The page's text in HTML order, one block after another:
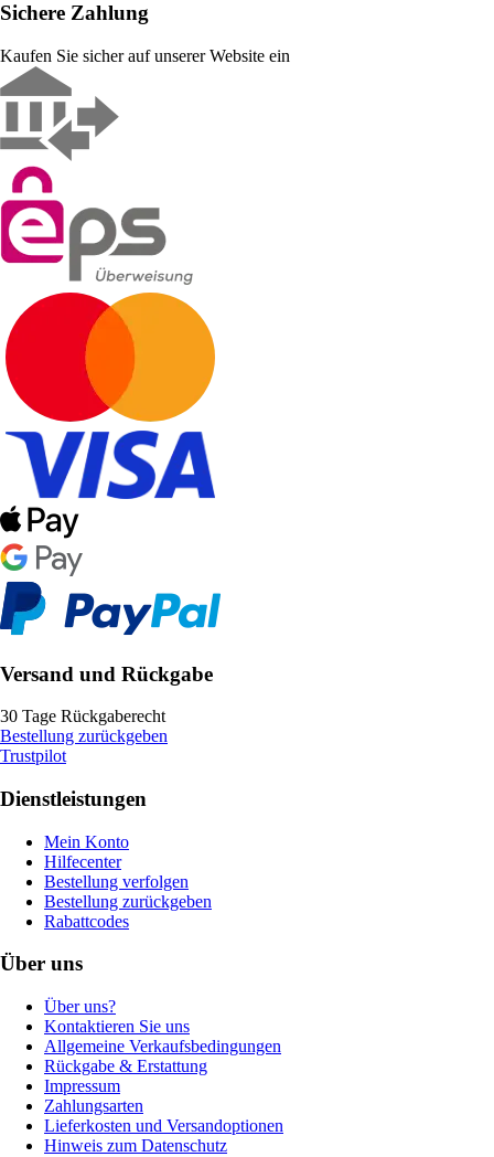
Sichere Zahlung
Kaufen Sie sicher auf unserer Website ein
Versand und Rückgabe
30 Tage Rückgaberecht
Bestellung zurückgeben
Trustpilot
Dienstleistungen
Mein Konto
Hilfecenter
Bestellung verfolgen
Bestellung zurückgeben
Rabattcodes
Über uns
Über uns?
Kontaktieren Sie uns
Allgemeine Verkaufsbedingungen
Rückgabe & Erstattung
Impressum
Zahlungsarten
Lieferkosten und Versandoptionen
Hinweis zum Datenschutz